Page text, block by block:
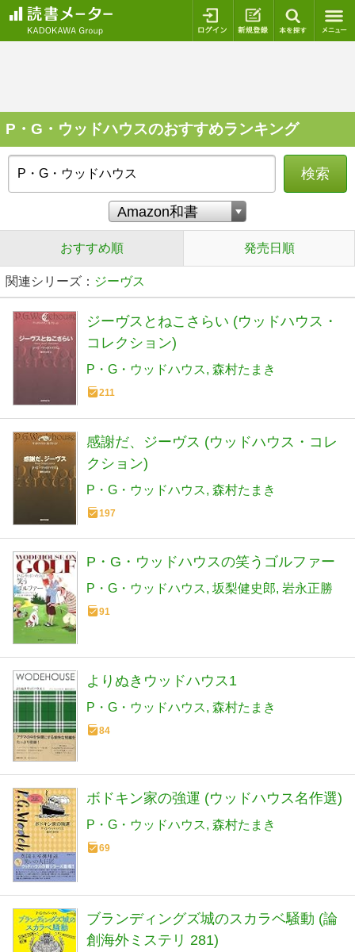
ログイン 新規登録
P・G・ウッドハウスのおすすめランキング
検索
おすすめ順 発売日順
関連シリーズ： ジーヴス
ジーヴスとねこさらい (ウッドハウス・
コレクション)
P・G・ウッドハウス 森村たまき
211
感謝だ、ジーヴス (ウッドハウス・コレ
クション)
P・G・ウッドハウス 森村たまき
197
P・G・ウッドハウスの笑うゴルファー
P・G・ウッドハウス 坂梨健史郎 岩永正勝
91
よりぬきウッドハウス1
P・G・ウッドハウス 森村たまき
84
ボドキン家の強運 (ウッドハウス名作選)
P・G・ウッドハウス 森村たまき
69
ブランディングズ城のスカラベ騒動 (論
創海外ミステリ 281)